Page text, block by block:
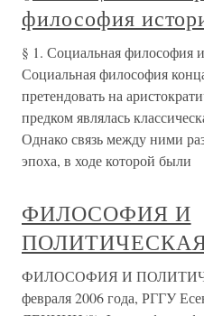
философия
§ 1. Социальная философия
Социальная философия
претендовать на
предком являлась
Однако связь между ними
эпоха, в ходе которой были
ФИЛОСОФИЯ И
ФИЛОСОФИЯ И
февраля 2006 года, РГГУ